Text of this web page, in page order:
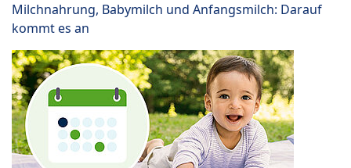
Milchnahrung, Babymilch und Anfangsmilch: Darauf
kommt es an